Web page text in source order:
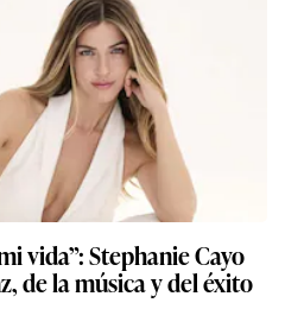
vida”: Stephanie Cayo
de la música y del éxito